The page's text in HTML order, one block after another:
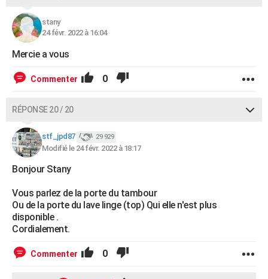
stany
24 févr. 2022 à 16:04
Mercie a vous
Commenter 0
RÉPONSE 20 / 20
stf_jpd87 29 929
Modifié le 24 févr. 2022 à 18:17
Bonjour Stany
Vous parlez de la porte du tambour
Ou de la porte du lave linge (top) Qui elle n'est plus
disponible .
Cordialement.
Commenter 0